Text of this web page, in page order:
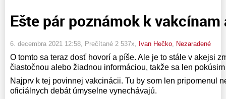
Ešte pár poznámok k
6. decembra 2021 12:58 , Prečítané 2 537x, Ivan Hečko Nezaradené
O tomto sa teraz dosť hovorí a píše. Ale je to stále v akejsi
čiastočnou alebo žiadnou informáciou, takže sa len
Najprv k tej povinnej vakcinácii. Tu by som len pripomenul
oficiálnych debát úmyselne vynechávajú.